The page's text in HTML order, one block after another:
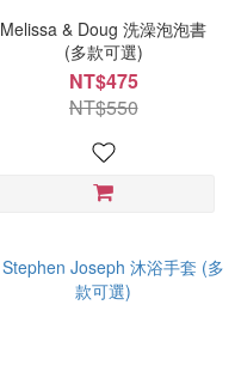
Melissa & Doug 洗澡泡泡書
(多款可選)
NT$475
NT$550